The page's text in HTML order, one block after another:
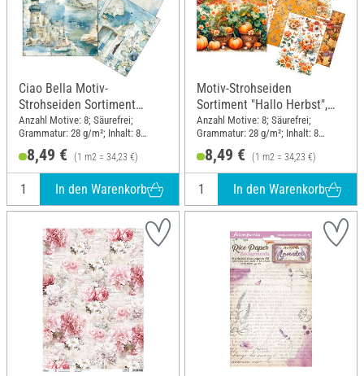
Ciao Bella Motiv-
Strohseiden Sortiment
"Edge of the Ocean", 8er-Set
Anzahl Motive: 8; Säurefrei;
Grammatur: 28 g/m²; Inhalt: 8
Stück; DIN Format A5
8,49 € (1 m2 = 34,23 €)
In den Warenkorb
Motiv-Strohseiden
Sortiment "Hallo Herbst",
8er-Set
Anzahl Motive: 8; Säurefrei;
Grammatur: 28 g/m²; Inhalt: 8
Stück; Material: Papier
8,49 € (1 m2 = 34,23 €)
In den Warenkorb